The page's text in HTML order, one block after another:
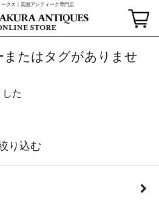
ークス｜英国アンティーク専門店
たはタグがありませ
た
り込む